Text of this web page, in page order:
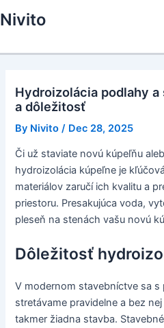
to
Nivito
Hydroizolácia podlahy
a dôležitosť
By Nivito / Dec 28, 2025
Či už staviate novú kúpeľňu
hydroizolácia kúpeľne je
materiálov zaručí ich kvalitu a
priestoru. Presakujúca voda,
pleseň na stenách vašu novú
Dôležitosť
V modernom stavebníctve sa s
stretávame pravidelne a bez
takmer žiadna stavba.